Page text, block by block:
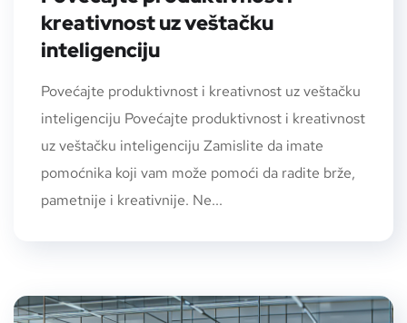
kreativnost uz veštačku
inteligenciju
Povećajte produktivnost i kreativnost uz veštačku
inteligenciju Povećajte produktivnost i kreativnost
uz veštačku inteligenciju Zamislite da imate
pomoćnika koji vam može pomoći da radite brže,
pametnije i kreativnije. Ne...